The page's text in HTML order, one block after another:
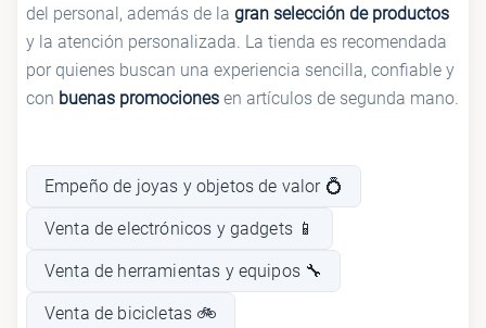
del personal, además de la gran selección de productos
y la atención personalizada. La tienda es recomendada
por quienes buscan una experiencia sencilla, confiable y
con buenas promociones en artículos de segunda mano.
Empeño de joyas y objetos de valor 💍
Venta de electrónicos y gadgets 📱
Venta de herramientas y equipos 🔧
Venta de bicicletas 🚲